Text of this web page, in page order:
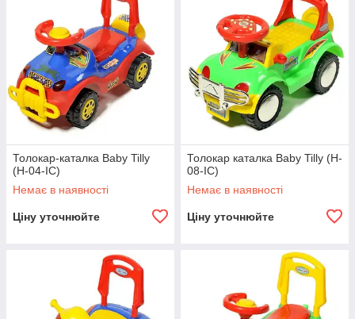
Толокар-каталка Baby Tilly
(H-04-IC)
Немає в наявності
Ціну уточнюйте
Толокар каталка Baby Tilly (H-
08-IC)
Немає в наявності
Ціну уточнюйте